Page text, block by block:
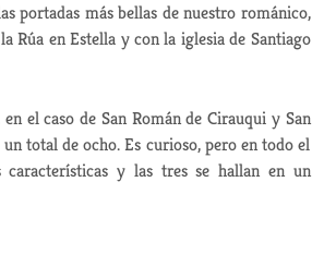
portadas más bellas de nuestro románico,
Rúa en Estella y con la iglesia de Santiago
en el caso de San Román de Cirauqui y San
total de ocho. Es curioso, pero en todo el
y las tres se hallan en un